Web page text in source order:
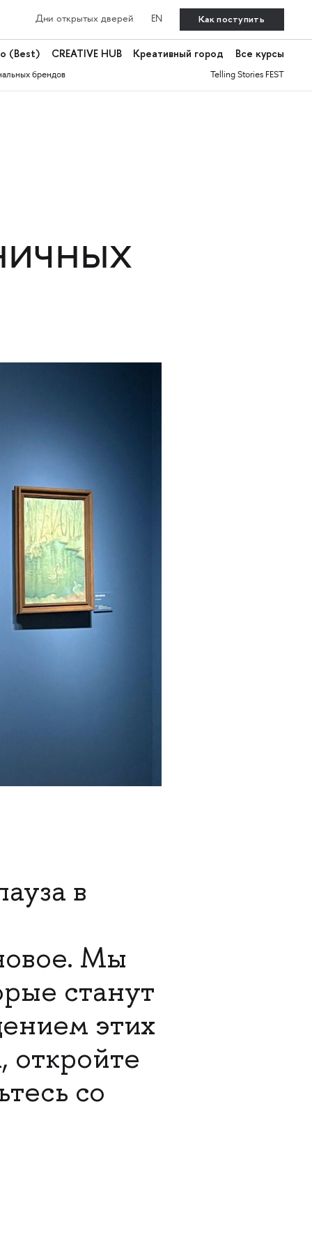
Дни открытых дверей EN Как поступить
(Best) CREATIVE HUB Креативный город Все курсы
брендов Telling Stories FEST
в
Мы
станут
этих
откройте
со